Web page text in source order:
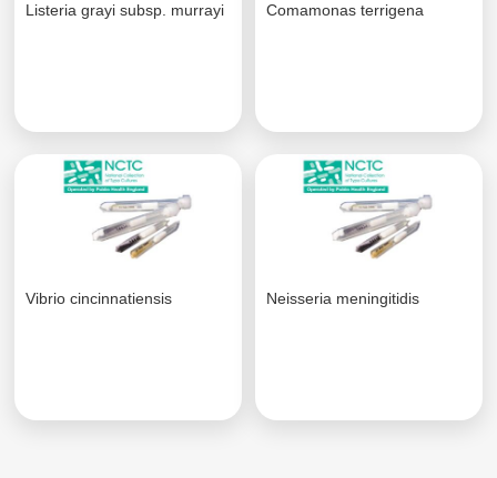
Listeria grayi subsp. murrayi Comamonas terrigena
Vibrio cincinnatiensis Neisseria meningitidis